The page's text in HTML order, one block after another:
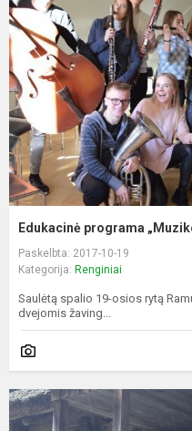
Edukacinė programa
Paskelbta: 2017-10-19
Kategorija: Renginiai
Saulėtą spalio 19-osios rytą
dvejomis žaving...